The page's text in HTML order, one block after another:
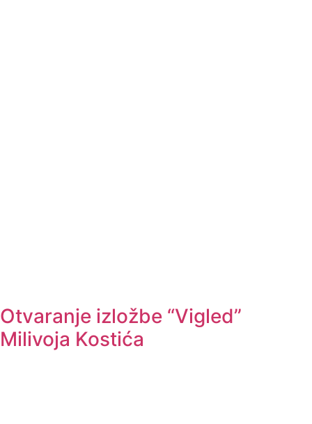
Otvaranje izložbe “Vigled”
Milivoja Kostića